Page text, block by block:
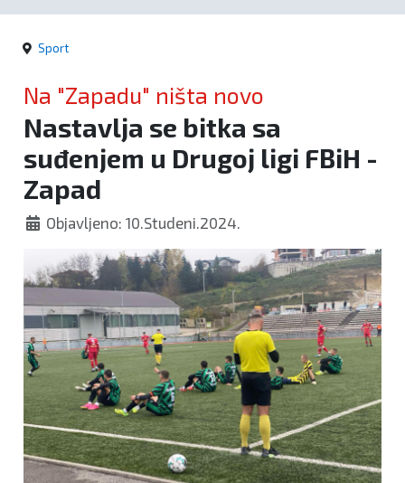
Sport
Na "Zapadu" ništa novo
Nastavlja se bitka sa
suđenjem u Drugoj ligi FBiH -
Zapad
Objavljeno: 10.Studeni.2024.